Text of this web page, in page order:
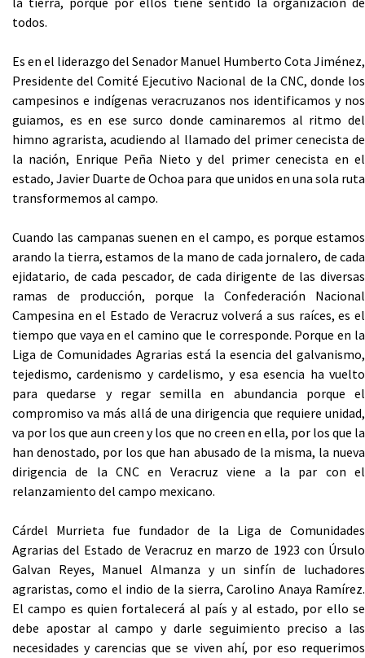
todos.
Es en el liderazgo del Senador Manuel Humberto Cota Jiménez,
Presidente del Comité Ejecutivo Nacional de la CNC, donde los
campesinos e indígenas veracruzanos nos identificamos y nos
guiamos, es en ese surco donde caminaremos al ritmo del
himno agrarista, acudiendo al llamado del primer cenecista de
la nación, Enrique Peña Nieto y del primer cenecista en el
estado, Javier Duarte de Ochoa para que unidos en una sola ruta
transformemos al campo.
Cuando las campanas suenen en el campo, es porque estamos
arando la tierra, estamos de la mano de cada jornalero, de cada
ejidatario, de cada pescador, de cada dirigente de las diversas
ramas de producción, porque la Confederación Nacional
Campesina en el Estado de Veracruz volverá a sus raíces, es el
tiempo que vaya en el camino que le corresponde. Porque en la
Liga de Comunidades Agrarias está la esencia del galvanismo,
tejedismo, cardenismo y cardelismo, y esa esencia ha vuelto
para quedarse y regar semilla en abundancia porque el
compromiso va más allá de una dirigencia que requiere unidad,
va por los que aun creen y los que no creen en ella, por los que la
han denostado, por los que han abusado de la misma, la nueva
dirigencia de la CNC en Veracruz viene a la par con el
relanzamiento del campo mexicano.
Cárdel Murrieta fue fundador de la Liga de Comunidades
Agrarias del Estado de Veracruz en marzo de 1923 con Úrsulo
Galvan Reyes, Manuel Almanza y un sinfín de luchadores
agraristas, como el indio de la sierra, Carolino Anaya Ramírez.
El campo es quien fortalecerá al país y al estado, por ello se
debe apostar al campo y darle seguimiento preciso a las
necesidades y carencias que se viven ahí, por eso requerimos